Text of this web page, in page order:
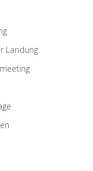
Landung